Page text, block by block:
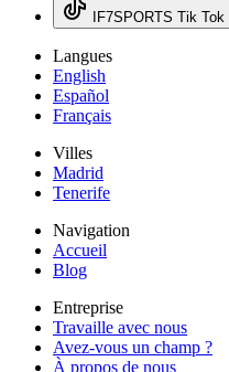
IF7SPORTS Tik Tok
Langues
English
Español
Français
Villes
Madrid
Tenerife
Navigation
Accueil
Blog
Entreprise
Travaille avec nous
Avez-vous un champ ?
À propos de nous